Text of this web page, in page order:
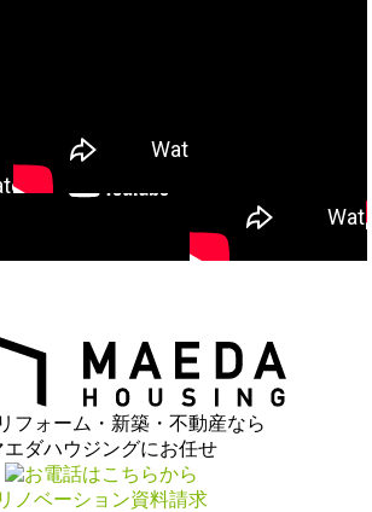
フォーム・新築・不動産なら
エダハウジングにお任せ
リノベーション資料請求